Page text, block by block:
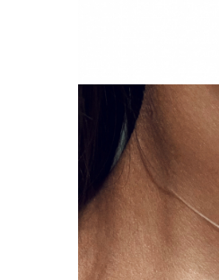
Lănțișoare cu Molecule
Lănțișoare cu Pietre Naturale
Lănțișoare Argint Diverse
COLIERE CU PERLE
Coliere cu Perle Naturale
Coliere cu Perle Preciosa
COLIERE ȘNUR REGLABIL
Coliere cu Inimioare